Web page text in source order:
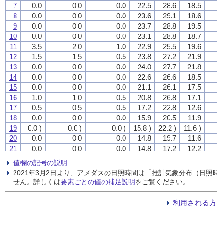
7
0.0 0.0 0.0 22.5 28.6 18.5
8
0.0 0.0 0.0 23.6 29.1 18.6
9
0.0 0.0 0.0 23.7 28.8 19.5
10
0.0 0.0 0.0 23.1 28.8 18.7
11
3.5 2.0 1.0 22.9 25.5 19.6
12
1.5 1.5 0.5 23.8 27.2 21.9
13
0.0 0.0 0.0 24.0 27.7 21.8
14
0.0 0.0 0.0 22.6 26.6 18.5
15
0.0 0.0 0.0 21.1 26.1 17.5
16
1.0 1.0 0.5 20.8 26.8 17.1
17
0.5 0.5 0.5 17.2 22.8 12.6
18
0.0 0.0 0.0 15.9 20.5 11.9
19
0.0 ) 0.0 ) 0.0 ) 15.8 ) 22.2 ) 11.6 )
20
0.0 0.0 0.0 14.8 19.7 11.6
21
0.0 0.0 0.0 14.8 17.2 12.2
22
0.0
23
0.0 0.0 0.0 15.5 20.0 11.1
24
0.0 0.0 0.0 14.3 19.5 9.6
22.2 8.4
7
0.0 0.0 0.0 22.5 28.6 18.5
8
0.0 0.0 0.0 23.6 29.1 18.6
9
0.0 0.0 0.0 23.7 28.8 19.5
10
0.0 0.0 0.0 23.1 28.8 18.7
11
3.5 2.0 1.0 22.9 25.5 19.6
12
1.5 1.5 0.5 23.8 27.2 21.9
13
0.0 0.0 0.0 24.0 27.7 21.8
14
0.0 0.0 0.0 22.6 26.6 18.5
15
0.0 0.0 0.0 21.1 26.1 17.5
16
1.0 1.0 0.5 20.8 26.8 17.1
17
0.5 0.5 0.5 17.2 22.8 12.6
18
0.0 0.0 0.0 15.9 20.5 11.9
19
0.0 ) 0.0 ) 0.0 ) 15.8 ) 22.2 ) 11.6 )
20
0.0 0.0 0.0 14.8 19.7 11.6
21
0.0 0.0 0.0 14.8 17.2 12.2
22
0.0
23
0.0 0.0 0.0 15.5 20.0 11.1
24
0.0 0.0 0.0 14.3 19.5 9.6
22.2 8.4
7
0.0 0.0 0.0 22.5 28.6 18.5
8
0.0 0.0 0.0 23.6 29.1 18.6
9
0.0 0.0 0.0 23.7 28.8 19.5
10
0.0 0.0 0.0 23.1 28.8 18.7
11
3.5 2.0 1.0 22.9 25.5 19.6
12
1.5 1.5 0.5 23.8 27.2 21.9
13
0.0 0.0 0.0 24.0 27.7 21.8
14
0.0 0.0 0.0 22.6 26.6 18.5
15
0.0 0.0 0.0 21.1 26.1 17.5
16
1.0 1.0 0.5 20.8 26.8 17.1
17
0.5 0.5 0.5 17.2 22.8 12.6
18
0.0 0.0 0.0 15.9 20.5 11.9
19
0.0 ) 0.0 ) 0.0 ) 15.8 ) 22.2 ) 11.6 )
20
0.0 0.0 0.0 14.8 19.7 11.6
21
0.0 0.0 0.0 14.8 17.2 12.2
22
0.0
23
0.0 0.0 0.0 15.5 20.0 11.1
24
0.0 0.0 0.0 14.3 19.5 9.6
22.2 8.4
7
0.0 0.0 0.0 22.5 28.6 18.5
8
0.0 0.0 0.0 23.6 29.1 18.6
9
0.0 0.0 0.0 23.7 28.8 19.5
10
0.0 0.0 0.0 23.1 28.8 18.7
11
3.5 2.0 1.0 22.9 25.5 19.6
12
1.5 1.5 0.5 23.8 27.2 21.9
13
0.0 0.0 0.0 24.0 27.7 21.8
14
0.0 0.0 0.0 22.6 26.6 18.5
15
0.0 0.0 0.0 21.1 26.1 17.5
16
1.0 1.0 0.5 20.8 26.8 17.1
17
0.5 0.5 0.5 17.2 22.8 12.6
18
0.0 0.0 0.0 15.9 20.5 11.9
19
0.0 ) 0.0 ) 0.0 ) 15.8 ) 22.2 ) 11.6 )
20
0.0 0.0 0.0 14.8 19.7 11.6
21
0.0 0.0 0.0 14.8 17.2 12.2
22
0.0
23
0.0 0.0 0.0 15.5 20.0 11.1
24
0.0 0.0 0.0 14.3 19.5 9.6
22.2 8.4
値欄の記号の説明
2021年3月2日より、アメダスの日照時間は「推計気象分布（日
せん。詳しくは要素ごとの値の補足説明をご覧ください。
利用される